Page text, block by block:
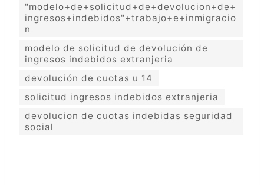
"modelo+de+solicitud+de+devolucion+de+
ingresos+indebidos"+trabajo+e+inmigracio
n
modelo de solicitud de devolución de
ingresos indebidos extranjeria
devolución de cuotas u 14
solicitud ingresos indebidos extranjeria
devolucion de cuotas indebidas seguridad
social